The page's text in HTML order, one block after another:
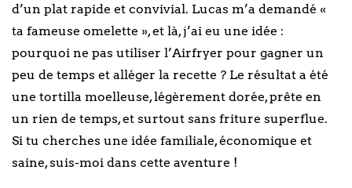
d’un plat rapide et convivial. Lucas m’a demandé «
ta fameuse omelette », et là, j’ai eu une idée :
pourquoi ne pas utiliser l’Airfryer pour gagner un
peu de temps et alléger la recette ? Le résultat a été
une tortilla moelleuse, légèrement dorée, prête en
un rien de temps, et surtout sans friture superflue.
Si tu cherches une idée familiale, économique et
saine, suis-moi dans cette aventure !